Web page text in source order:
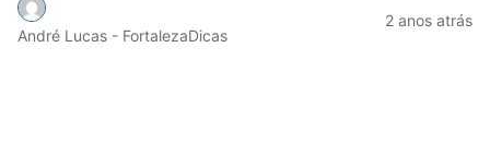
André Lucas - FortalezaDicas
2 anos atrás